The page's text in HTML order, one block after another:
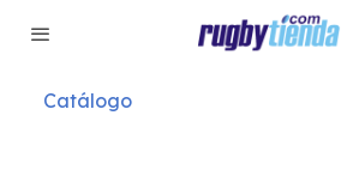
Catálogo